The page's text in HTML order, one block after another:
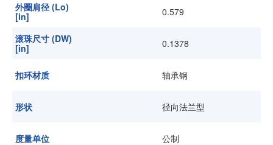
外圈肩径 (Lo)
[in]
0.579
滚珠尺寸 (DW)
[in]
0.1378
扣环材质 轴承钢
形状 径向法兰型
度量单位 公制